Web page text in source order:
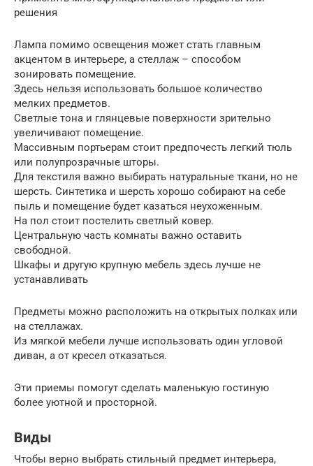
решения
Лампа помимо освещения может стать главным
акцентом в интерьере, а стеллаж – способом
зонировать помещение.
Здесь нельзя использовать большое количество
мелких предметов.
Светлые тона и глянцевые поверхности зрительно
увеличивают помещение.
Массивным портьерам стоит предпочесть легкий тюль
или полупрозрачные шторы.
Для текстиля важно выбирать натуральные ткани, но не
шерсть. Синтетика и шерсть хорошо собирают на себе
пыль и помещение будет казаться неухоженным.
На пол стоит постелить светлый ковер.
Центральную часть комнаты важно оставить
свободной.
Шкафы и другую крупную мебель здесь лучше не
устанавливать
Предметы можно расположить на открытых полках или
на стеллажах.
Из мягкой мебели лучше использовать один угловой
диван, а от кресел отказаться.
Эти приемы помогут сделать маленькую гостиную
более уютной и просторной.
Виды
Чтобы верно выбрать стильный предмет интерьера,